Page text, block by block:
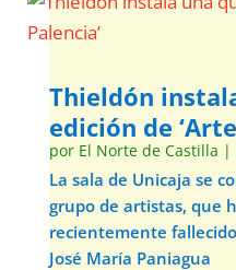
Thieldón
edición de
por El Norte de Castilla |
La sala de Unicaja se
grupo de artistas, que
recientemente
José María Paniagua